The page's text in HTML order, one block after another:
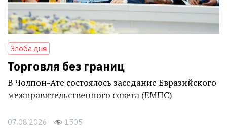
Злоба дня
Торговля без границ
В Чолпон-Ате состоялось заседание Евразийского
межправительственного совета (ЕМПС)
07.08.2026 1505